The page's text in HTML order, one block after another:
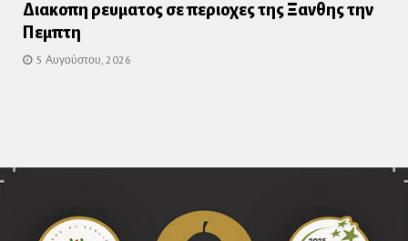
Διακοπη ρευματος σε περιοχες της Ξανθης την
Πεμπτη
5 Αυγούστου, 2026